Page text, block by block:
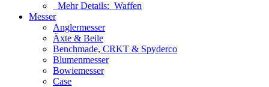
Mehr Details: Waffen
Messer
Anglermesser
Äxte & Beile
Benchmade, CRKT & Spyderco
Blumenmesser
Bowiemesser
Case